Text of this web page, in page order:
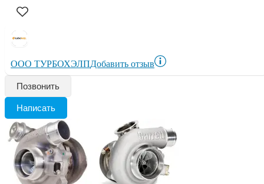
ООО ТУРБОХЭЛПДобавить отзыв
Позвонить
Написать